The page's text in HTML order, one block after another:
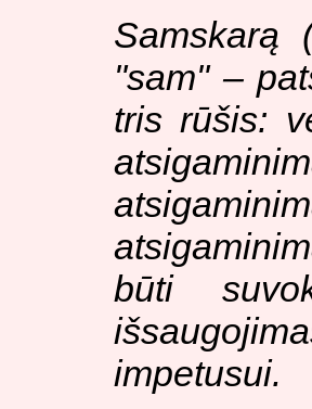
Samskarą
"sam" –
tris rūšis:
būti
impetusui.